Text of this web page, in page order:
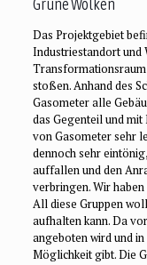
Grüne Wolken
Das Projektgebiet
Industriestandort und
stoßen. Anhand des
Gasometer alle
das Gegenteil und
von Gasometer sehr
dennoch sehr
auffallen und den
verbringen. Wir
All diese Gruppen
aufhalten kann. Da
angeboten wird und
Möglichkeit gibt. Die